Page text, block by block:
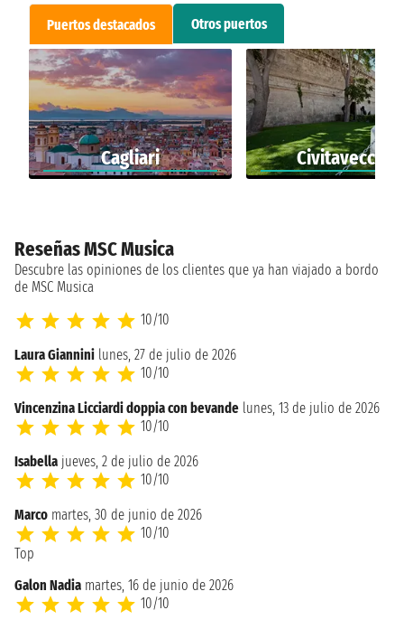
Puertos destacados Otros puertos
Cagliari Civitavecchia
Reseñas MSC Musica
Descubre las opiniones de los clientes que ya han viajado a bordo
de MSC Musica
10/10
Laura Giannini lunes, 27 de julio de 2026
10/10
Vincenzina Licciardi doppia con bevande lunes, 13 de julio de 2026
10/10
Isabella jueves, 2 de julio de 2026
10/10
Marco martes, 30 de junio de 2026
10/10
Top
Galon Nadia martes, 16 de junio de 2026
10/10